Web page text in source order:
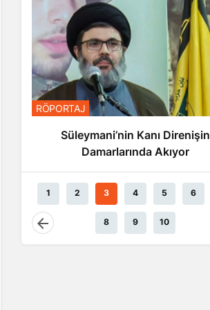
RÖPORTAJ
Süleymani’nin Kanı Direnişin
Damarlarında Akıyor
1 2 3 4 5 6
8 9 10